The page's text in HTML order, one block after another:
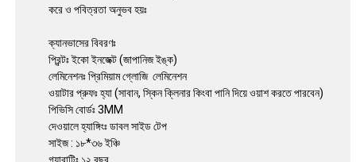
করে ও পবিত্রতা অনুভব হয়ঃ
ক্যানভাসের বিবরণঃ
প্রিন্টঃ ইকো ইনজেক্ট (জাপানিজ ইঙ্ক)
লেমিনেশনঃ প্রিমিয়াম গ্লোজি লেমিনেশন
ওয়াটার প্রুফঃ হ্যা (সাবান, স্কিন ক্লিনার কিংবা পানি দিয়ে ওয়াশ করতে পারবেন)
পিভিসি বোর্ডঃ 3MM
দেওয়ালে হ্যাঙ্গিংঃ ডাবল সাইড টেপ
সাইজ : ১৮*৩৬ ইঞ্চি